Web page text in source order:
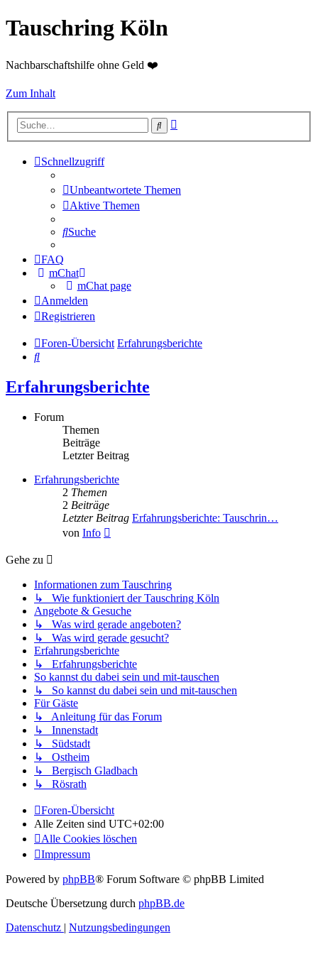
Tauschring Köln
Nachbarschaftshilfe ohne Geld ❤️
Zum Inhalt
Suche
Schnellzugriff
Unbeantwortete Themen
Aktive Themen
Suche
FAQ
mChat
mChat page
Anmelden
Registrieren
Foren-Übersicht Erfahrungsberichte
Suche
Erfahrungsberichte
Forum
Themen
Beiträge
Letzter Beitrag
Erfahrungsberichte
2 Themen
2 Beiträge
Letzter Beitrag Erfahrungsberichte: Tauschrin…
von Info
Gehe zu
Informationen zum Tauschring
↳ Wie funktioniert der Tauschring Köln
Angebote & Gesuche
↳ Was wird gerade angeboten?
↳ Was wird gerade gesucht?
Erfahrungsberichte
↳ Erfahrungsberichte
So kannst du dabei sein und mit-tauschen
↳ So kannst du dabei sein und mit-tauschen
Für Gäste
↳ Anleitung für das Forum
↳ Innenstadt
↳ Südstadt
↳ Ostheim
↳ Bergisch Gladbach
↳ Rösrath
Foren-Übersicht
Alle Zeiten sind UTC+02:00
Alle Cookies löschen
Impressum
Powered by phpBB® Forum Software © phpBB Limited
Deutsche Übersetzung durch phpBB.de
Datenschutz | Nutzungsbedingungen